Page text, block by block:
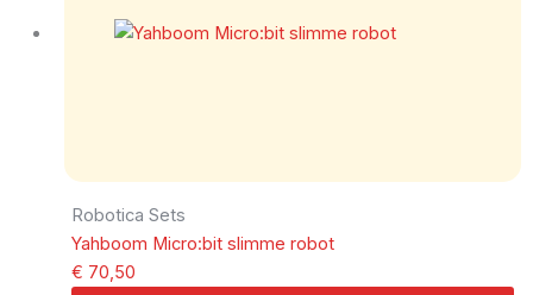
Robotica Sets
Yahboom Micro:bit slimme robot
€ 70,50